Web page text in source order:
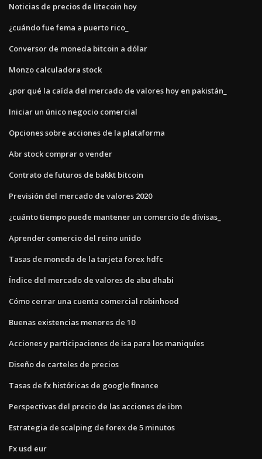
Noticias de precios de litecoin hoy
¿cuándo fue fema a puerto rico_
Conversor de moneda bitcoin a dólar
Monzo calculadora stock
¿por qué la caída del mercado de valores hoy en pakistán_
Iniciar un único negocio comercial
Opciones sobre acciones de la plataforma
Abr stock comprar o vender
Contrato de futuros de bakkt bitcoin
Previsión del mercado de valores 2020
¿cuánto tiempo puede mantener un comercio de divisas_
Aprender comercio del reino unido
Tasas de moneda de la tarjeta forex hdfc
Índice del mercado de valores de abu dhabi
Cómo cerrar una cuenta comercial robinhood
Buenas existencias menores de 10
Acciones y participaciones de isa para los maniquíes
Diseño de carteles de precios
Tasas de fx históricas de google finance
Perspectivas del precio de las acciones de ibm
Estrategia de scalping de forex de 5 minutos
Fx usd eur